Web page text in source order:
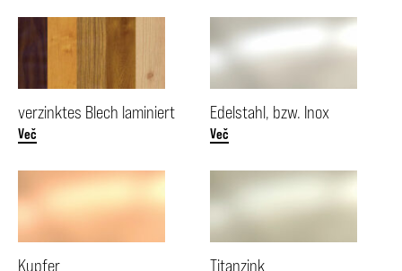
verzinktes Blech laminiert
Več
Edelstahl, bzw. Inox
Več
Kupfer Titanzink